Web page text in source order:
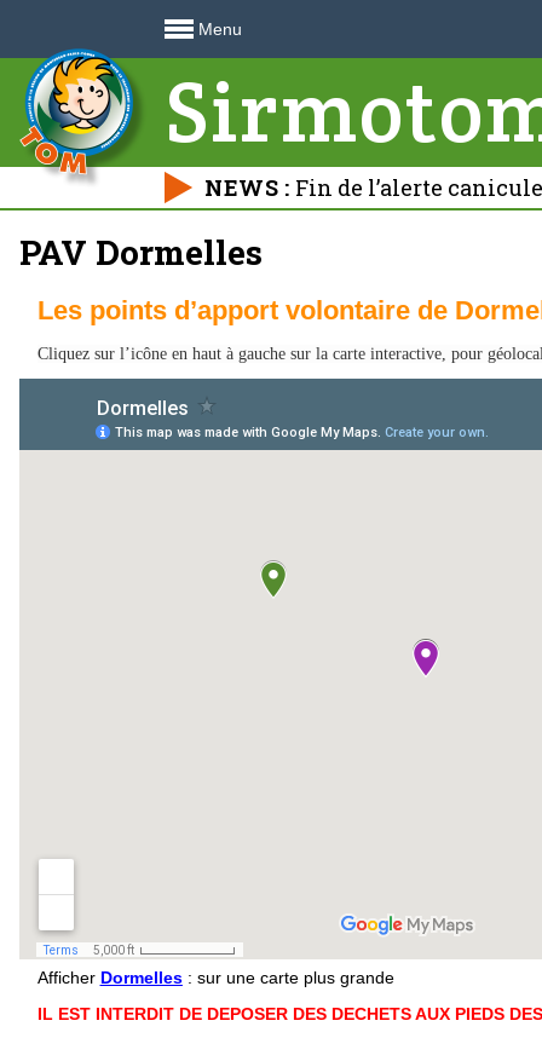
Menu
NEWS : Fin de l’alerte
déchetteries 🍃
PAV Dormelles
Les points d’apport volontaire de
Cliquez sur l’icône en haut à gauche sur la carte interactive, pour
Afficher Dormelles: sur une carte plus grande
IL EST INTERDIT DE DEPOSER DES DECHETS AUX PIEDS